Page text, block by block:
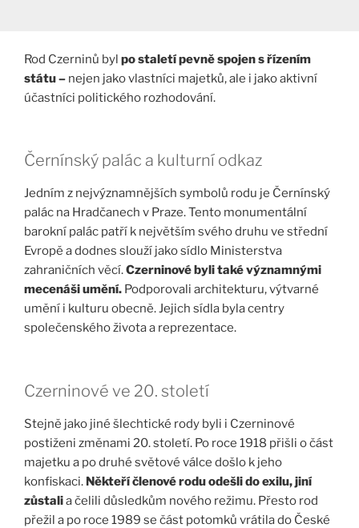
Rod Czerninů byl po staletí pevně spojen s řízením
státu – nejen jako vlastníci majetků, ale i jako aktivní
účastníci politického rozhodování.
Černínský palác a kulturní odkaz
Jedním z nejvýznamnějších symbolů rodu je Černínský
palác na Hradčanech v Praze. Tento monumentální
barokní palác patří k největším svého druhu ve střední
Evropě a dodnes slouží jako sídlo Ministerstva
zahraničních věcí.Czerninové byli také významnými
mecenáši umění. Podporovali architekturu, výtvarné
umění i kulturu obecně. Jejich sídla byla centry
společenského života a reprezentace.
Czerninové ve 20. století
Stejně jako jiné šlechtické rody byli i Czerninové
postiženi změnami 20. století. Po roce 1918 přišli o část
majetku a po druhé světové válce došlo k jeho
konfiskaci. Někteří členové rodu odešli do exilu, jiní
zůstalia čelili důsledkům nového režimu. Přesto rod
přežil a po roce 1989 se část potomků vrátila do České